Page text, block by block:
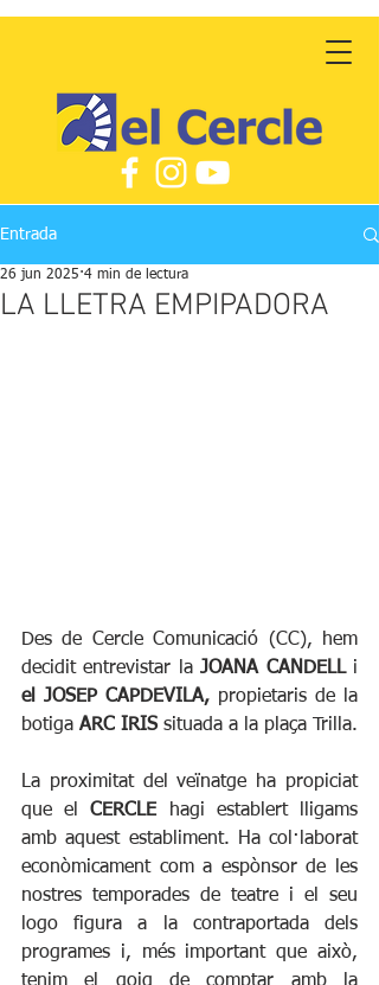
Entrada
LA LLETRA EMPIPADORA
26 jun 2025 4 min de lectura
Des de Cercle Comunicació (CC), hem
decidit entrevistar la JOANA CANDELL
el JOSEP CAPDEVILA, propietaris de la
botiga ARC IRIS situada a la plaça Trilla.
La proximitat del veïnatge ha propiciat
que el CERCLE
hagi establert lligams
amb aquest establiment. Ha col·laborat
econòmicament com a espònsor de les
nostres temporades de teatre i el seu
logo figura a la contraportada dels
programes i, més important que això,